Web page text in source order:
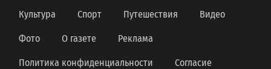
Культура Спорт Путешествия Видео
Фото О газете Реклама
Политика конфиденциальности Согласие